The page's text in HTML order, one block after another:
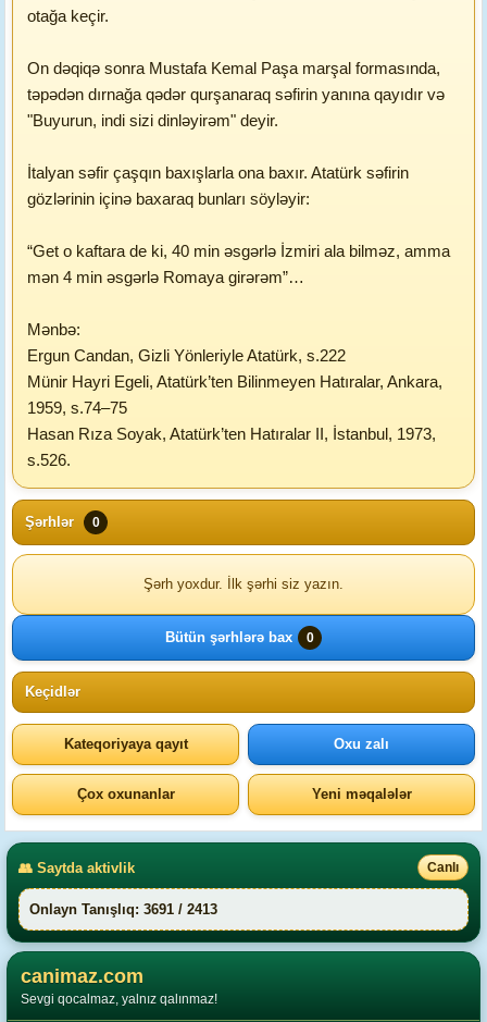
otağa keçir.
On dəqiqə sonra Mustafa Kemal Paşa marşal formasında,
təpədən dırnağa qədər qurşanaraq səfirin yanına qayıdır və
"Buyurun, indi sizi dinləyirəm" deyir.
İtalyan səfir çaşqın baxışlarla ona baxır. Atatürk səfirin
gözlərinin içinə baxaraq bunları söyləyir:
“Get o kaftara de ki, 40 min əsgərlə İzmiri ala bilməz, amma
mən 4 min əsgərlə Romaya girərəm”…
Mənbə:
Ergun Candan, Gizli Yönleriyle Atatürk, s.222
Münir Hayri Egeli, Atatürk’ten Bilinmeyen Hatıralar, Ankara,
1959, s.74–75
Hasan Rıza Soyak, Atatürk’ten Hatıralar II, İstanbul, 1973,
s.526.
Şərhlər 0
Şərh yoxdur. İlk şərhi siz yazın.
Bütün şərhlərə bax 0
Keçidlər
Kateqoriyaya qayıt Oxu zalı
Çox oxunanlar Yeni məqalələr
👥 Saytda aktivlik Canlı
Onlayn Tanışlıq: 3691 / 2413
canimaz.com
Sevgi qocalmaz, yalnız qalınmaz!